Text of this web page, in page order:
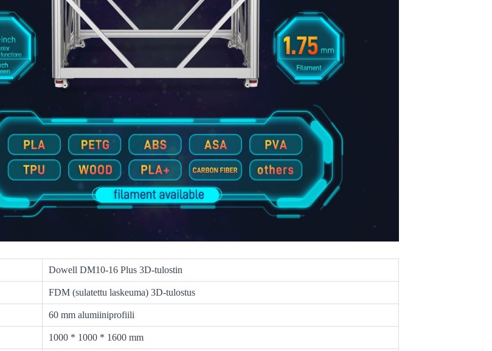
Dowell DM10-16 Plus 3D-tulostin
FDM (sulatettu laskeuma) 3D-tulostus
60 mm alumiiniprofiili
1000 * 1000 * 1600 mm